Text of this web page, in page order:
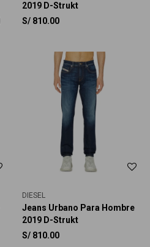
2019 D-Strukt
S/ 810.00
DIESEL
Jeans Urbano Para Hombre
2019 D-Strukt
S/ 810.00